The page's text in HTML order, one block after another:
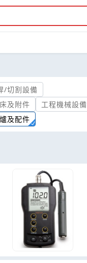
/切割設備
及附件
工程機械設備
及配件